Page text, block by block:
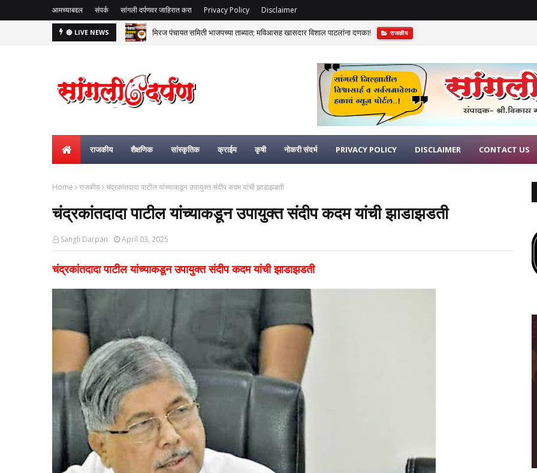
आमच्याबद्दल संपर्क सांगली दर्पणवर जाहिरात करा Privacy Policy Disclaimer
🔴 LIVE NEWS मिरज पंचायत समिती भाजपच्या ताब्यात; मविआसह खासदार विशाल पाटलांना दणका! राजकीय
राजकीय शैक्षणिक सांस्कृतिक क्राईम कृषी नोकरी संदर्भ PRIVACY POLICY DISCLAIMER CONTACT US
Home राजकीय चंद्रकांतदादा पाटील यांच्याकडून उपायुक्त संदीप कदम यांची झाडाझडती
चंद्रकांतदादा पाटील यांच्याकडून उपायुक्त संदीप कदम यांची झाडाझडती
Sangli Darpan April 03, 2025
चंद्रकांतदादा पाटील यांच्याकडून उपायुक्त संदीप कदम यांची झाडाझडती